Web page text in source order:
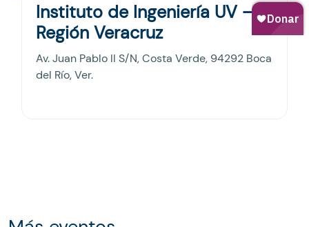
Instituto de Ingeniería UV –
Región Veracruz
Av. Juan Pablo II S/N, Costa Verde, 94292 Boca
del Río, Ver.